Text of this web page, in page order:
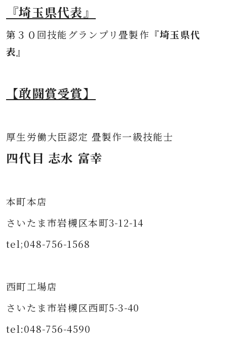
『埼玉県代表』
第３０ 回技能グランプリ畳製作 『埼玉県代
表』
【敢闘賞受賞】
厚生労働大臣認定 畳製作一級技能士
四代目 志水 富幸
本町本店
さいたま市岩槻区本町3-12-14
tel;048-756-1568
西町工場店
さいたま市岩槻区西町5-3-40
tel:048-756-4590